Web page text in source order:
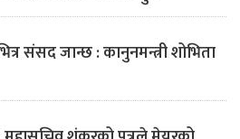
संसद जान्छ : कानुनमन्त्री शोभिता